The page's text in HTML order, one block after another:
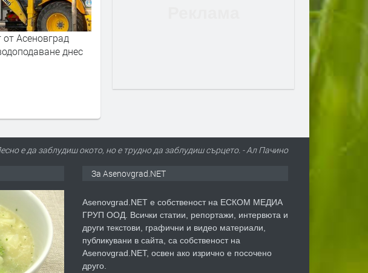
днес
60-годишен мъж загина при
пожар в Тополово
Асеновград да въведе засилени
противопожарни мерки заради
горещините
е да заблудиш окото, но е трудно да заблудиш сърцето. - Ал Пачино
За Asenovgrad.NET
Asenovgrad.NET е собственост на ЕСКОМ МЕДИА
ГРУП ООД. Всички статии, репортажи, интервюта и
други текстови, графични и видео материали,
публикувани в сайта, са собственост на
Asenovgrad.NET, освен ако изрично е посочено
друго.